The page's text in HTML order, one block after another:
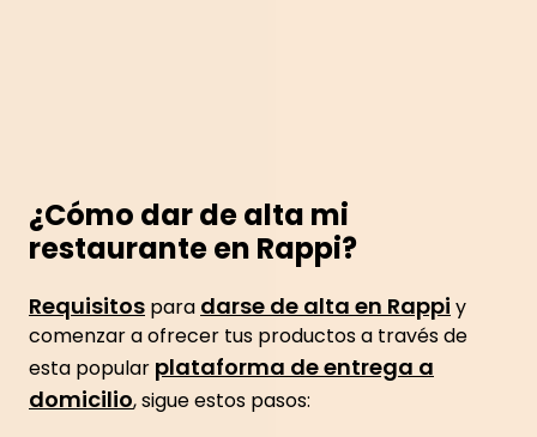
¿Cómo dar de alta mi
restaurante en Rappi?
Requisitos para darse de alta en Rappi y
comenzar a ofrecer tus productos a través de
esta popular plataforma de entrega a
domicilio, sigue estos pasos: